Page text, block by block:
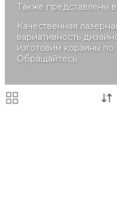
Также представлены
Качественная
вариативность
изготовим корзины
Обращайтесь.